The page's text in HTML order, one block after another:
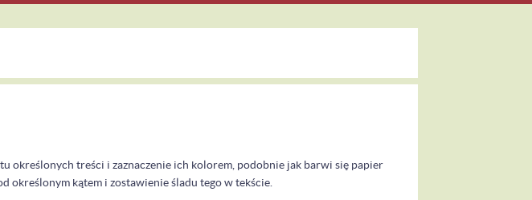
określonych treści i zaznaczenie ich kolorem, podobnie jak barwi się papier
określonym kątem i zostawienie śladu tego w tekście.